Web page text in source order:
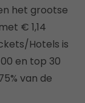
het grootse
€ 1,14
Hotels is
en top 30
van de